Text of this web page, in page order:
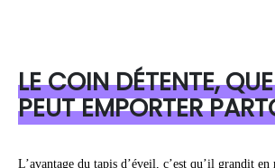
LE COIN DÉTENTE,
PEUT EMPORTER
L’avantage du tapis d’éveil, c’est qu’il grandit en